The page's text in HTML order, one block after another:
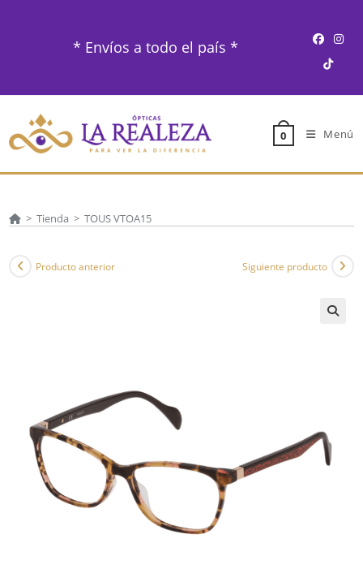
* Envíos a todo el país *
0 Menú
> Tienda > TOUS VTOA15
Producto anterior Siguiente producto